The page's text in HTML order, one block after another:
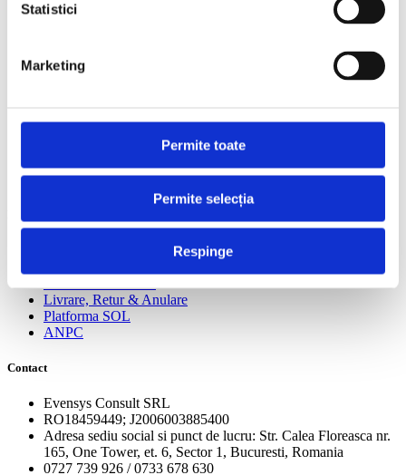
Statistici
Marketing
Permite toate
Permite selecția
Respinge
Vorbitori
WordPress.org
Politica privind fiserele cookies
Livrare, Retur & Anulare
Platforma SOL
ANPC
Contact
Evensys Consult SRL
RO18459449; J2006003885400
Adresa sediu social si punct de lucru: Str. Calea Floreasca nr.
165, One Tower, et. 6, Sector 1, Bucuresti, Romania
0727 739 926 / 0733 678 630